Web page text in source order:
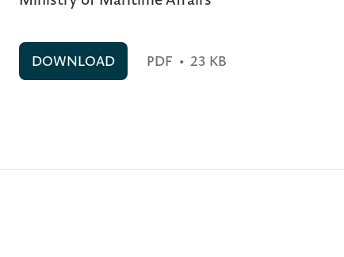
DOWNLOAD PDF • 23 KB